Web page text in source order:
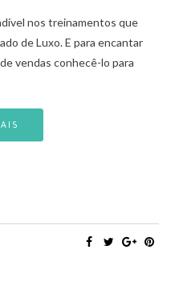
nos treinamentos que
de Luxo. E para encantar
vendas conhecê-lo para